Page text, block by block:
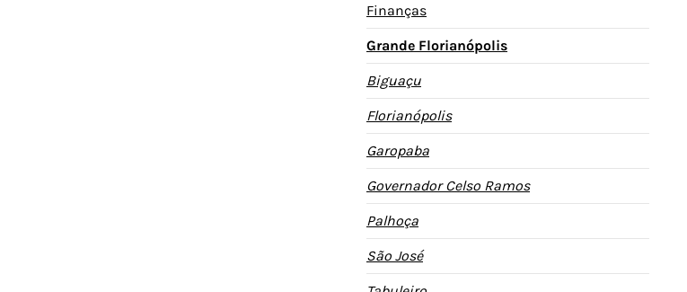
Finanças
Grande Florianópolis
Biguaçu
Florianópolis
Garopaba
Governador Celso Ramos
Palhoça
São José